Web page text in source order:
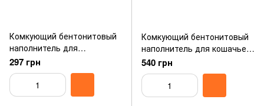
Комкующий бентонитовый
наполнитель для
кошачьего туалета CAT
ROYAL марсельское мыло 5
297 грн
Комкующий бентонитовый
наполнитель для кошачьего
туалета CAT ROYAL
марсельское мыло 10 л
540 грн